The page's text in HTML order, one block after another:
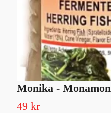
Monika -
49 kr